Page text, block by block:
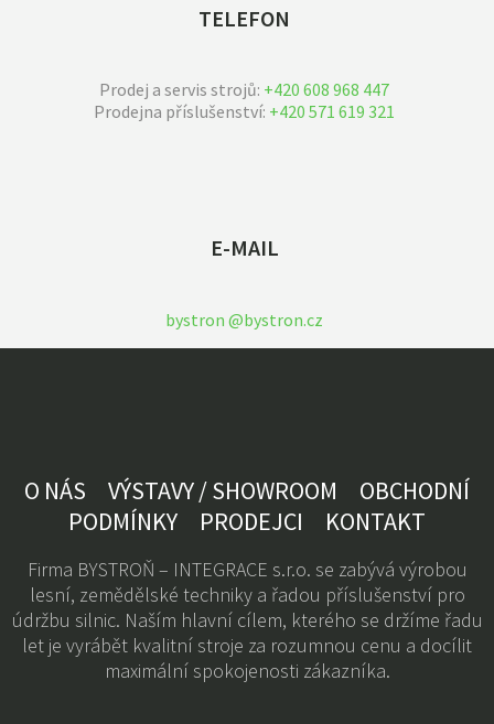
TELEFON
Prodej a servis strojů: +420 608 968 447
Prodejna příslušenství: +420 571 619 321
E-MAIL
bystron @bystron.cz
O NÁS VÝSTAVY / SHOWROOM
OBCHODNÍ
PODMÍNKY
PRODEJCI KONTAKT
Firma BYSTROŇ – INTEGRACE s.r.o. se zabývá výrobou
lesní, zemědělské techniky a řadou příslušenství pro
údržbu silnic. Naším hlavní cílem, kterého se držíme řadu
let je vyrábět kvalitní stroje za rozumnou cenu a docílit
maximální spokojenosti zákazníka.